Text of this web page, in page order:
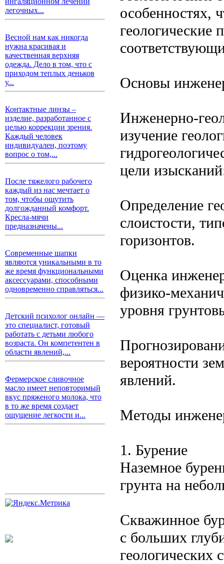
легочных...
Весной нам как никогда
нужна красивая и
качественная верхняя
одежда. Дело в том, что с
приходом теплых деньков
у...
Контактные линзы –
изделие, разработанное с
целью коррекции зрения.
Каждый человек
индивидуален, поэтому
вопрос о том,...
После тяжелого рабочего
каждый из нас мечтает о
том, чтобы ощутить
долгожданный комфорт.
Кресла-мячи
предназначены...
Современные шапки
являются уникальными в то
же время функциональными
аксессуарами, способными
одновременно справляться...
Детский психолог онлайн —
это специалист, готовый
работать с детьми любого
возраста. Он компетентен в
области явлений,...
Фермерское сливочное
масло имеет неповторимый
вкус пряженого молока, что
в то же время создает
ощущение легкости и...
особенностях,
геологические
Основы
Инженерно-
изучение
цели
Определение
слоистости,
горизонтов.
Оценка
физико-
уровня
вероятности
явлений.
Методы
1. Бурение
Наземное
грунта на
Скважинное
с больших
геологических